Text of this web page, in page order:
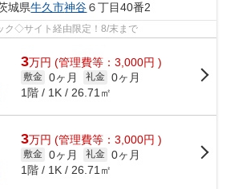
城県牛久市神谷６丁目40番2
◇サイト経由限定！8/末まで
3万円 (管理費等：3,000円 )
敷金 0ヶ月 礼金 0ヶ月
1階 / 1K / 26.71㎡
3万円 (管理費等：3,000円 )
敷金 0ヶ月 礼金 0ヶ月
1階 / 1K / 26.71㎡